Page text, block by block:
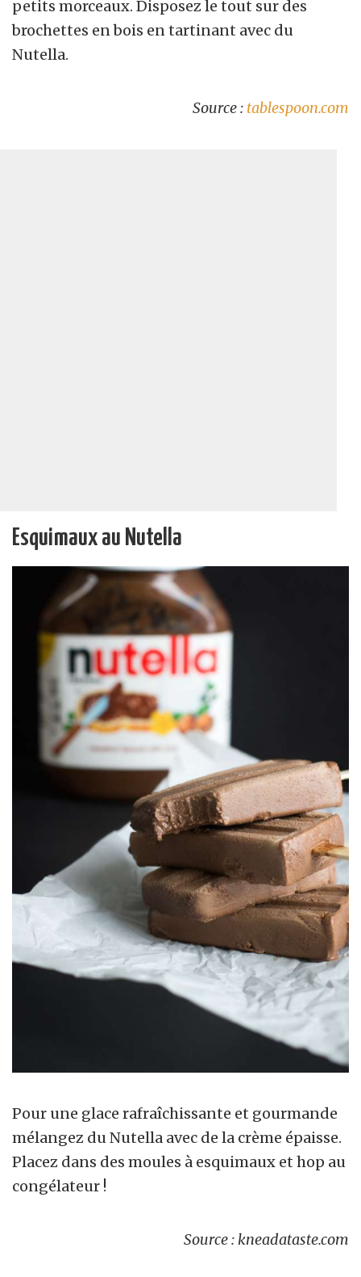
petits morceaux. Disposez le tout sur des
brochettes en bois en tartinant avec du
Nutella.
Source : tablespoon.com
Esquimaux au Nutella
Pour une glace rafraîchissante et gourmande
mélangez du Nutella avec de la crème épaisse.
Placez dans des moules à esquimaux et hop au
congélateur !
Source : kneadataste.com